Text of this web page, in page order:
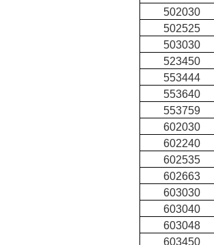
502030
502525
503030
523450
553444
553640
553759
602030
602240
602535
602663
603030
603040
603048
603450